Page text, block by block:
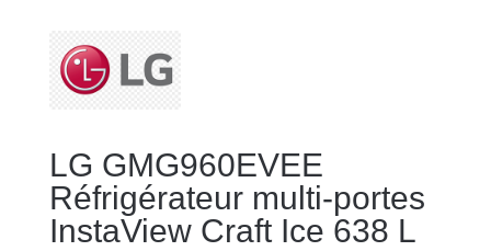
LG GMG960EVEE
Réfrigérateur multi-portes
InstaView Craft Ice 638 L